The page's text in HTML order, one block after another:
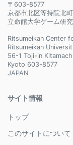
〒603-8577
京都市北区等持院北
立命館大学ゲーム研
Ritsumeikan Center
Ritsumeikan
56-1 Toji-in
Kyoto 603-8577
JAPAN
サイト情報
トップ
このサイトについて